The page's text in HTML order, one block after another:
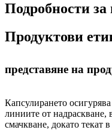
Подробности за
Продуктови
представяне на
Капсулирането
линиите от надраскване,
смачкване, докато текат